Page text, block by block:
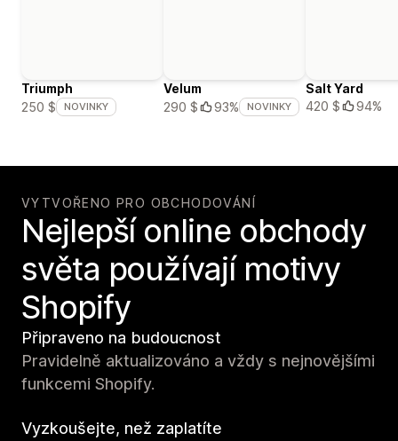
Triumph
250 $
NOVINKY
Velum
290 $
93% NOVINKY
Salt Yard
420 $
94%
VYTVOŘENO PRO OBCHODOVÁNÍ
Nejlepší online obchody
světa používají motivy
Shopify
Připraveno na budoucnost
Pravidelně aktualizováno a vždy s nejnovějšími
funkcemi Shopify.
Vyzkoušejte, než zaplatíte